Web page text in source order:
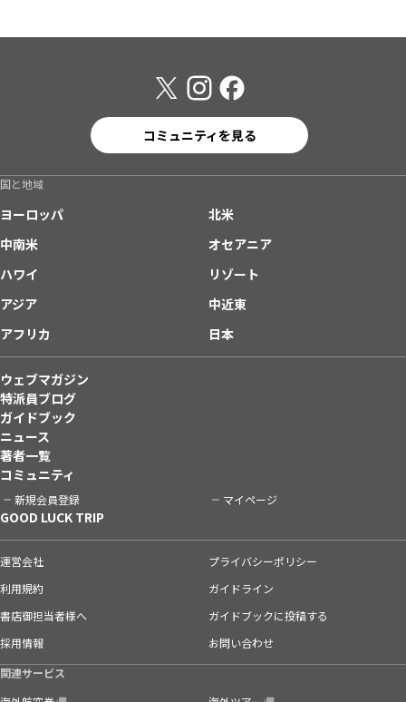
コミュニティを見る
国と地域
ヨーロッパ
北米
中南米
オセアニア
ハワイ
リゾート
アジア
中近東
アフリカ
日本
ウェブマガジン
特派員ブログ
ガイドブック
ニュース
著者一覧
コミュニティ
新規会員登録 マイページ
GOOD LUCK TRIP
運営会社
プライバシーポリシー
利用規約
ガイドライン
書店御担当者様へ
ガイドブックに投稿する
採用情報
お問い合わせ
関連サービス